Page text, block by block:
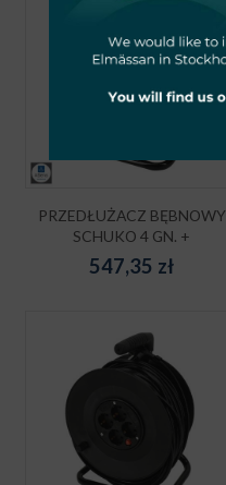
PRZEDŁUŻACZ BĘBNOWY
SCHUKO 4 GN. +
547,35 zł